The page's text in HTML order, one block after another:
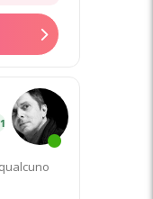
consulti